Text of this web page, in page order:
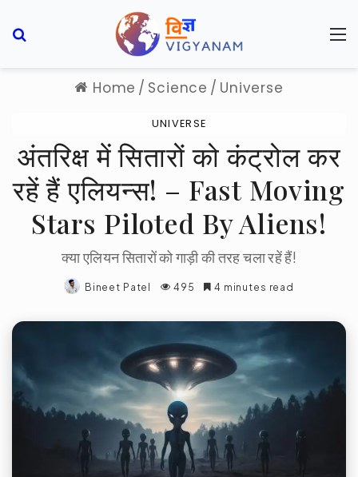
Home / Science / Universe
UNIVERSE
अंतरिक्ष में सितारों को कंट्रोल कर
रहें हैं एलियन्स! – Fast Moving
Stars Piloted By Aliens!
क्या एलियन सितारों को गाड़ी की तरह चला रहें हैं!
Bineet Patel 495 4 minutes read